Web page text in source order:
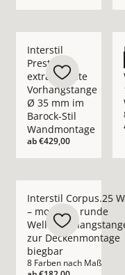
Interstil
Prestige –
extravagante
Vorhangstange
Ø 35 mm im
Barock-Stil
Wandmontage
ab€429,00
Interstil Corpus.25 W
– moderne runde
zur Deckenmontage
biegbar
8 Farben nach Maß